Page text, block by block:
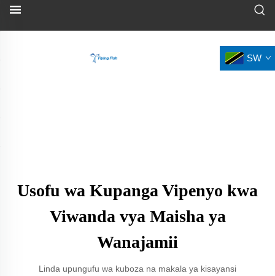
SW
Usofu wa Kupanga Vipenyo kwa
Viwanda vya Maisha ya
Wanajamii
Linda upungufu wa kuboza na makala ya kisayansi